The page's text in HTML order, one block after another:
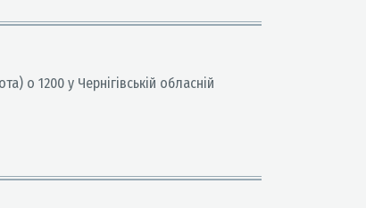
о 1200 у Чернігівській обласній